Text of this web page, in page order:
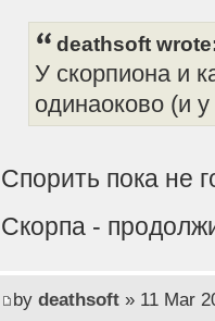
deathsoft
У скорпиона и
одинаоково (и
Спорить пока не
Скорпа -
by deathsoft» 11 Mar